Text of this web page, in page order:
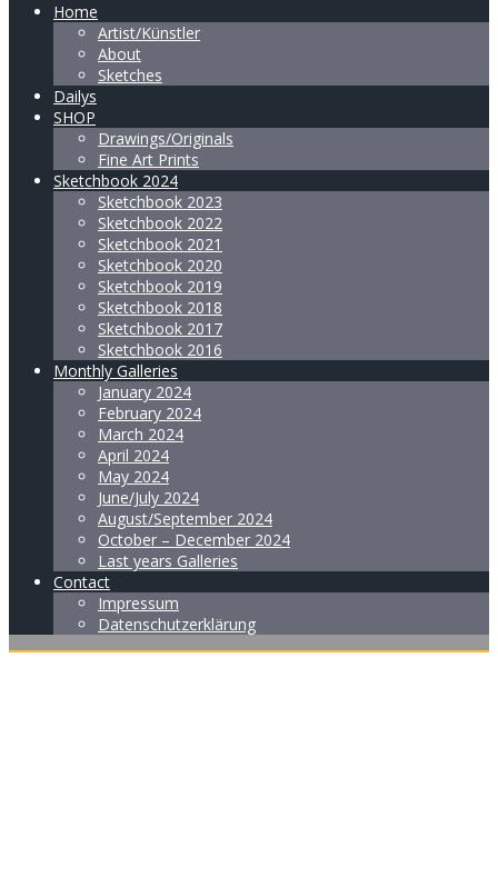
Home
Artist/Künstler
About
Sketches
Dailys
SHOP
Drawings/Originals
Fine Art Prints
Sketchbook 2024
Sketchbook 2023
Sketchbook 2022
Sketchbook 2021
Sketchbook 2020
Sketchbook 2019
Sketchbook 2018
Sketchbook 2017
Sketchbook 2016
Monthly Galleries
January 2024
February 2024
March 2024
April 2024
May 2024
June/July 2024
August/September 2024
October – December 2024
Last years Galleries
Contact
Impressum
Datenschutzerklärung